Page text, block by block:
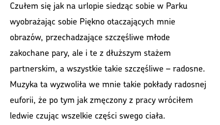
Czułem się jak na urlopie siedząc sobie w Parku
wyobrażając sobie Piękno otaczających mnie
obrazów, przechadzające szczęśliwe młode
zakochane pary, ale i te z dłuższym stażem
partnerskim, a wszystkie takie szczęśliwe – radosne.
Muzyka ta wyzwoliła we mnie takie pokłady radosnej
euforii, że po tym jak zmęczony z pracy wróciłem
ledwie czując wszelkie części swego ciała.